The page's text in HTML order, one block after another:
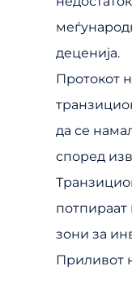
деценија.
Протокот
да се
според
зони за
Приливот